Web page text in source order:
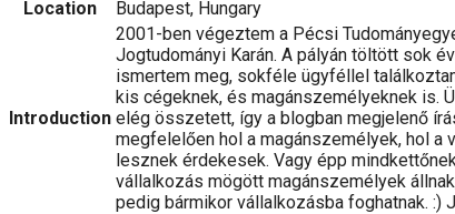
Location
Budapest, Hungary
Introduction
2001-ben végeztem a Pécsi
Jogtudományi Karán. A pályán töltött sok
ismertem meg, sokféle ügyféllel
kis cégeknek, és magánszemélyeknek is.
elég összetett, így a blogban megjelenő
megfelelően hol a magánszemélyek, hol a
lesznek érdekesek. Vagy épp
vállalkozás mögött magánszemélyek
pedig bármikor vállalkozásba foghatnak. :)